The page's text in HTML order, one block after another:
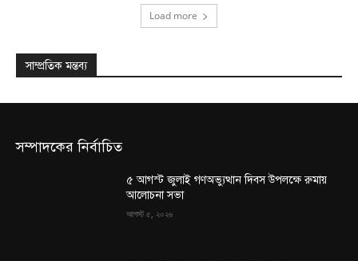
Load more
সাম্প্রতিক মন্তব্য
সম্পাদকের নির্বাচিত
৫ আগস্ট জুলাই গণঅভ্যুত্থান দিবস উপলক্ষে রুমায়
আলোচনা সভা
আগস্ট ৫, ২০২৬